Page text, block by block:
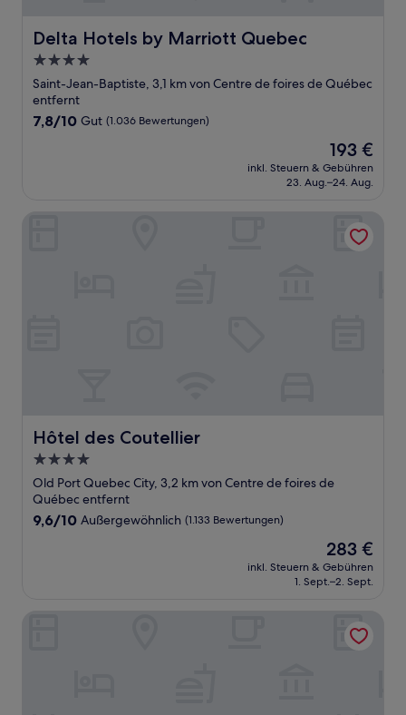
Delta Hotels by Marriott Quebec
Delta Hotels by Marriott Quebec
4.0-
Sterne-
Unterkunft
Saint-Jean-Baptiste, 3,1 km von Centre de foires de Québec
entfernt
7.8
7,8/10 Gut (1.036 Bewertungen)
Der
Preis
beträgt
193 €
inkl. Steuern & Gebühren
23. Aug.–24. Aug.
Hôtel des Coutellier
Hôtel des Coutellier
4.0-
Sterne-
Unterkunft
Old Port Quebec City, 3,2 km von Centre de foires de
Québec entfernt
9.6
9,6/10 Außergewöhnlich (1.133 Bewertungen)
Der
Preis
beträgt
283 €
inkl. Steuern & Gebühren
1. Sept.–2. Sept.
Appartement Luxe | Incredible Sunset View - Pool -